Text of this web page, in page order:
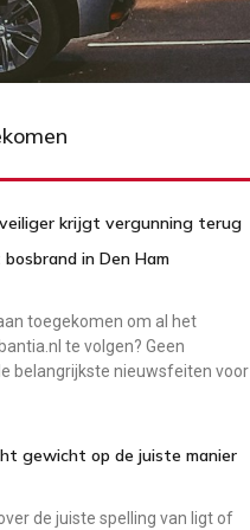
krijgt vergunning terug
in Den Ham
toegekomen om al het
te volgen? Geen
belangrijkste nieuwsfeiten voor
gewicht op de juiste manier
de juiste spelling van ligt of